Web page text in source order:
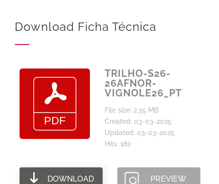
Download Ficha Técnica
TRILHO-S26-
26AFNOR-
VIGNOLE26_PT
File size: 2.35 MB
Created: 03-03-2025
Updated: 03-03-2025
Hits: 182
DOWNLOAD PREVIEW